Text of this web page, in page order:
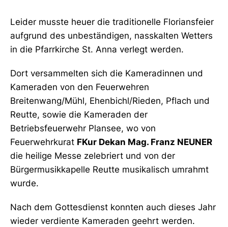
Leider musste heuer die traditionelle Floriansfeier
aufgrund des unbeständigen, nasskalten Wetters
in die Pfarrkirche St. Anna verlegt werden.
Dort versammelten sich die Kameradinnen und
Kameraden von den Feuerwehren
Breitenwang/Mühl, Ehenbichl/Rieden, Pflach und
Reutte, sowie die Kameraden der
Betriebsfeuerwehr Plansee, wo von
Feuerwehrkurat FKur Dekan Mag. Franz NEUNER
die heilige Messe zelebriert und von der
Bürgermusikkapelle Reutte musikalisch umrahmt
wurde.
Nach dem Gottesdienst konnten auch dieses Jahr
wieder verdiente Kameraden geehrt werden.